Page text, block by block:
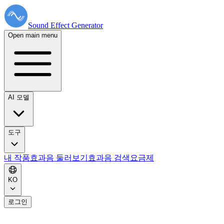
Sound Effect Generator
Open main menu
AI 모델
도구
내 작품효과음 둘러보기 효과음 검색 요금제
KO
로그인